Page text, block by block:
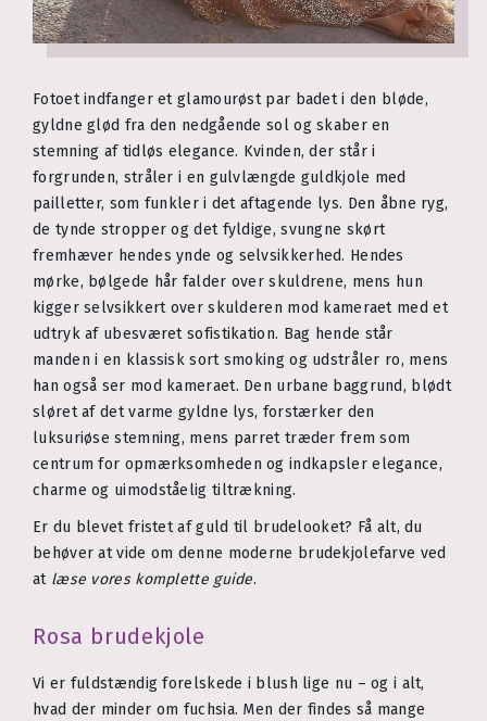
Fotoet indfanger et glamourøst par badet i den bløde,
gyldne glød fra den nedgående sol og skaber en
stemning af tidløs elegance. Kvinden, der står i
forgrunden, stråler i en gulvlængde guldkjole med
pailletter, som funkler i det aftagende lys. Den åbne ryg,
de tynde stropper og det fyldige, svungne skørt
fremhæver hendes ynde og selvsikkerhed. Hendes
mørke, bølgede hår falder over skuldrene, mens hun
kigger selvsikkert over skulderen mod kameraet med et
udtryk af ubesværet sofistikation. Bag hende står
manden i en klassisk sort smoking og udstråler ro, mens
han også ser mod kameraet. Den urbane baggrund, blødt
sløret af det varme gyldne lys, forstærker den
luksuriøse stemning, mens parret træder frem som
centrum for opmærksomheden og indkapsler elegance,
charme og uimodståelig tiltrækning.
Er du blevet fristet af guld til brudelooket? Få alt, du
behøver at vide om denne moderne brudekjolefarve ved
at læse vores komplette guide.
Rosa brudekjole
Vi er fuldstændig forelskede i blush lige nu – og i alt,
hvad der minder om fuchsia. Men der findes så mange